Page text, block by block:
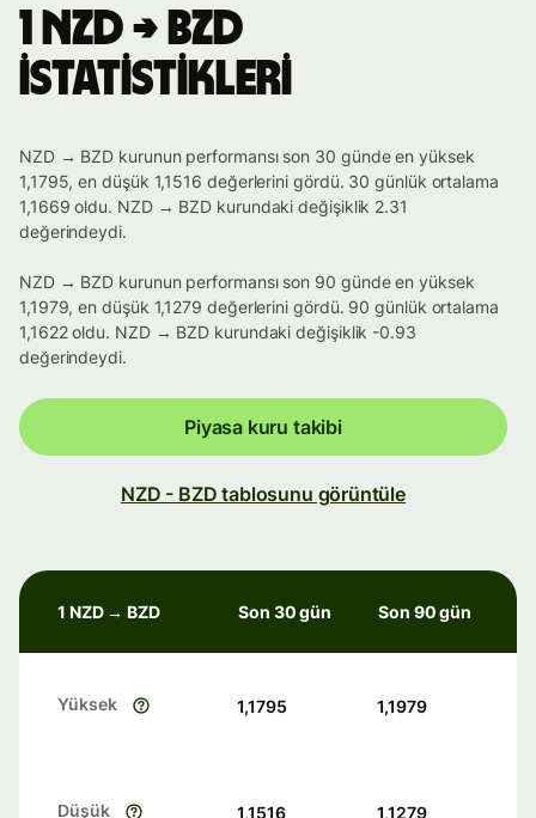
1 NZD → BZD
istatistikleri
NZD → BZD kurunun performansı son 30 günde en yüksek
1,1795, en düşük 1,1516 değerlerini gördü. 30 günlük ortalama
1,1669 oldu. NZD → BZD kurundaki değişiklik 2.31
değerindeydi.
NZD → BZD kurunun performansı son 90 günde en yüksek
1,1979, en düşük 1,1279 değerlerini gördü. 90 günlük ortalama
1,1622 oldu. NZD → BZD kurundaki değişiklik -0.93
değerindeydi.
Piyasa kuru takibi
NZD - BZD tablosunu görüntüle
1 NZD → BZD Son 30 gün Son 90 gün
Yüksek 1,1795 1,1979
Düşük 1,1516 1,1279